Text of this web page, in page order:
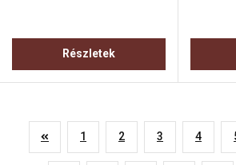
Részletek
1 2 3 4